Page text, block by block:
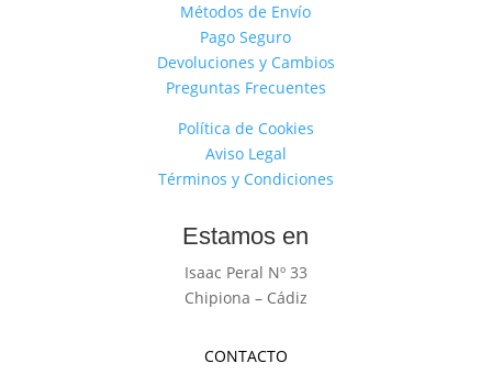
Métodos de Envío
Pago Seguro
Devoluciones y Cambios
Preguntas Frecuentes
Política de Cookies
Aviso Legal
Términos y Condiciones
Estamos en
Isaac Peral Nº 33
Chipiona – Cádiz
CONTACTO